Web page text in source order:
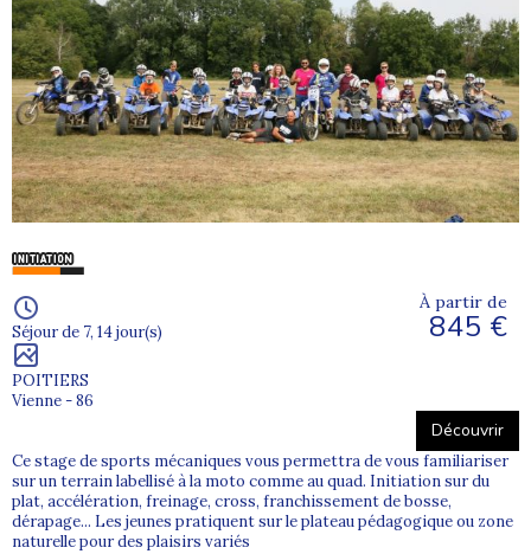
Séjour de 7, 14 jour(s)
POITIERS
Vienne - 86
À partir de
845 €
Découvrir
Ce stage de sports mécaniques vous permettra de vous familiariser
sur un terrain labellisé à la moto comme au quad. Initiation sur du
plat, accélération, freinage, cross, franchissement de bosse,
dérapage... Les jeunes pratiquent sur le plateau pédagogique ou zone
naturelle pour des plaisirs variés